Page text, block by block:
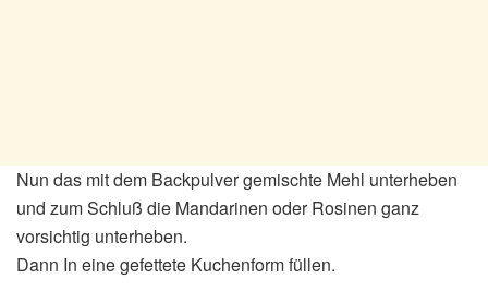
Nun das mit dem Backpulver gemischte Mehl unterheben
und zum Schluß die Mandarinen oder Rosinen ganz
vorsichtig unterheben.
Dann In eine gefettete Kuchenform füllen.